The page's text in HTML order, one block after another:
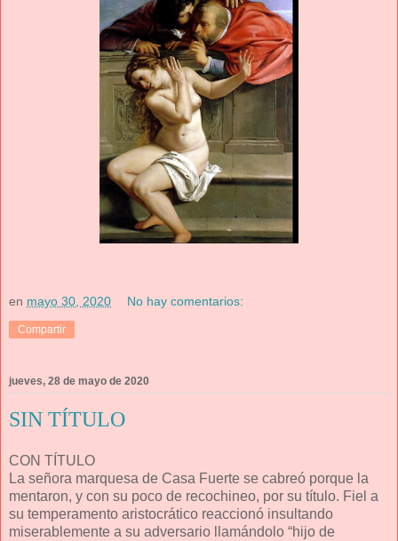
en mayo 30, 2020 No hay comentarios:
Compartir
jueves, 28 de mayo de 2020
SIN TÍTULO
CON TÍTULO
La señora marquesa de Casa Fuerte se cabreó porque la
mentaron, y con su poco de recochineo, por su título. Fiel a
su temperamento aristocrático reaccionó insultando
miserablemente a su adversario llamándolo “hijo de